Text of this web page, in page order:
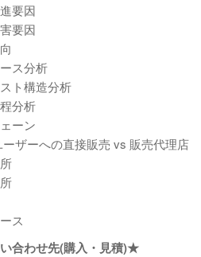
要因
要因
ス分析
ト構造分析
分析
ーン
ザーへの直接販売 vs 販売代理店
ス
合わせ先(購入・見積)★